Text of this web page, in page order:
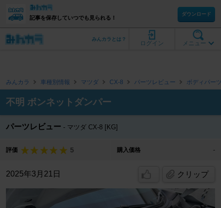
記事を保存していつでも見られる！
ダウンロード
メニュー
ログイン
みんカラとは？
みんカラ 車種別情報 マツダ CX-8 パーツレビュー ボディパー
不明 ボンネットダンパー
パーツレビュー マツダ CX-8 [KG]
評価 5 購入価格 -
2025年3月21日 クリップ